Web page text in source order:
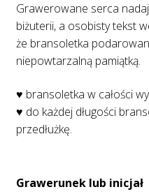
Grawerowane serca
biżuterii, a osobisty tekst
że bransoletka
niepowtarzalną pamiątką.
♥ bransoletka w całości
♥ do każdej długości
przedłużkę.
Grawerunek lub inicjał